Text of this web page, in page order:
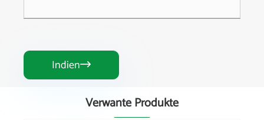
Indien
Verwante Produkte